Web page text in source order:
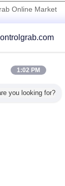
Online Market
Suplier
1:02 PM
you looking for?